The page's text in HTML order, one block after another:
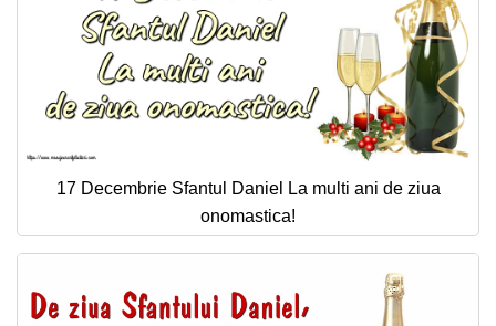
17 Decembrie Sfantul Daniel La multi ani de ziua
onomastica!